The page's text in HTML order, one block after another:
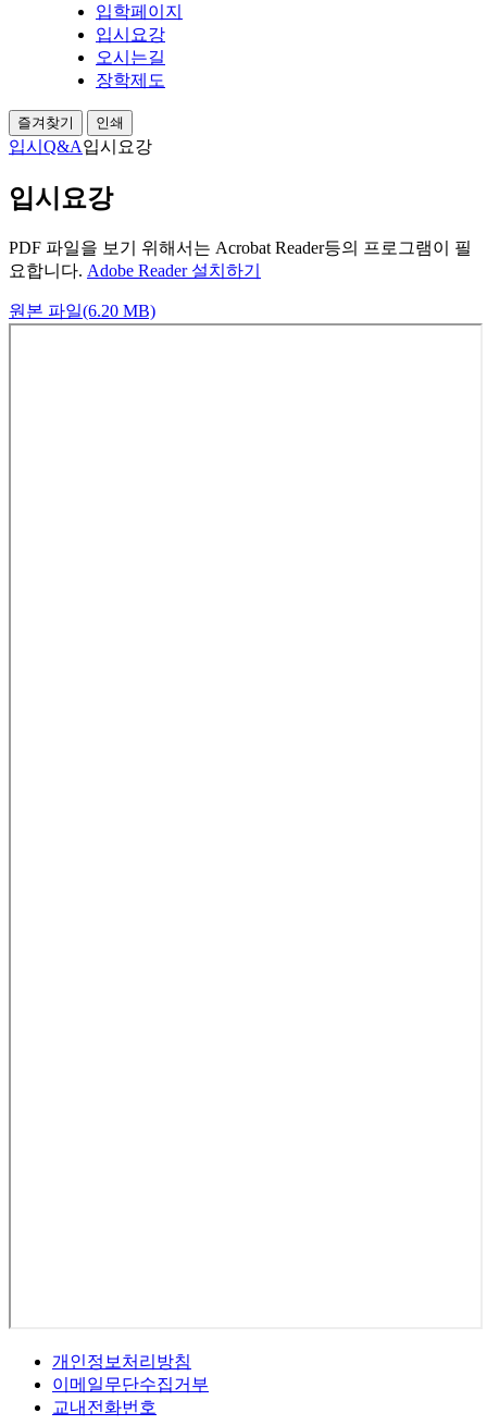
입학페이지
입시요강
오시는길
장학제도
즐겨찾기 인쇄
입시Q&A입시요강
입시요강
PDF 파일을 보기 위해서는 Acrobat Reader등의 프로그램이 필
요합니다. Adobe Reader 설치하기
원본 파일(6.20 MB)
개인정보처리방침
이메일무단수집거부
교내전화번호